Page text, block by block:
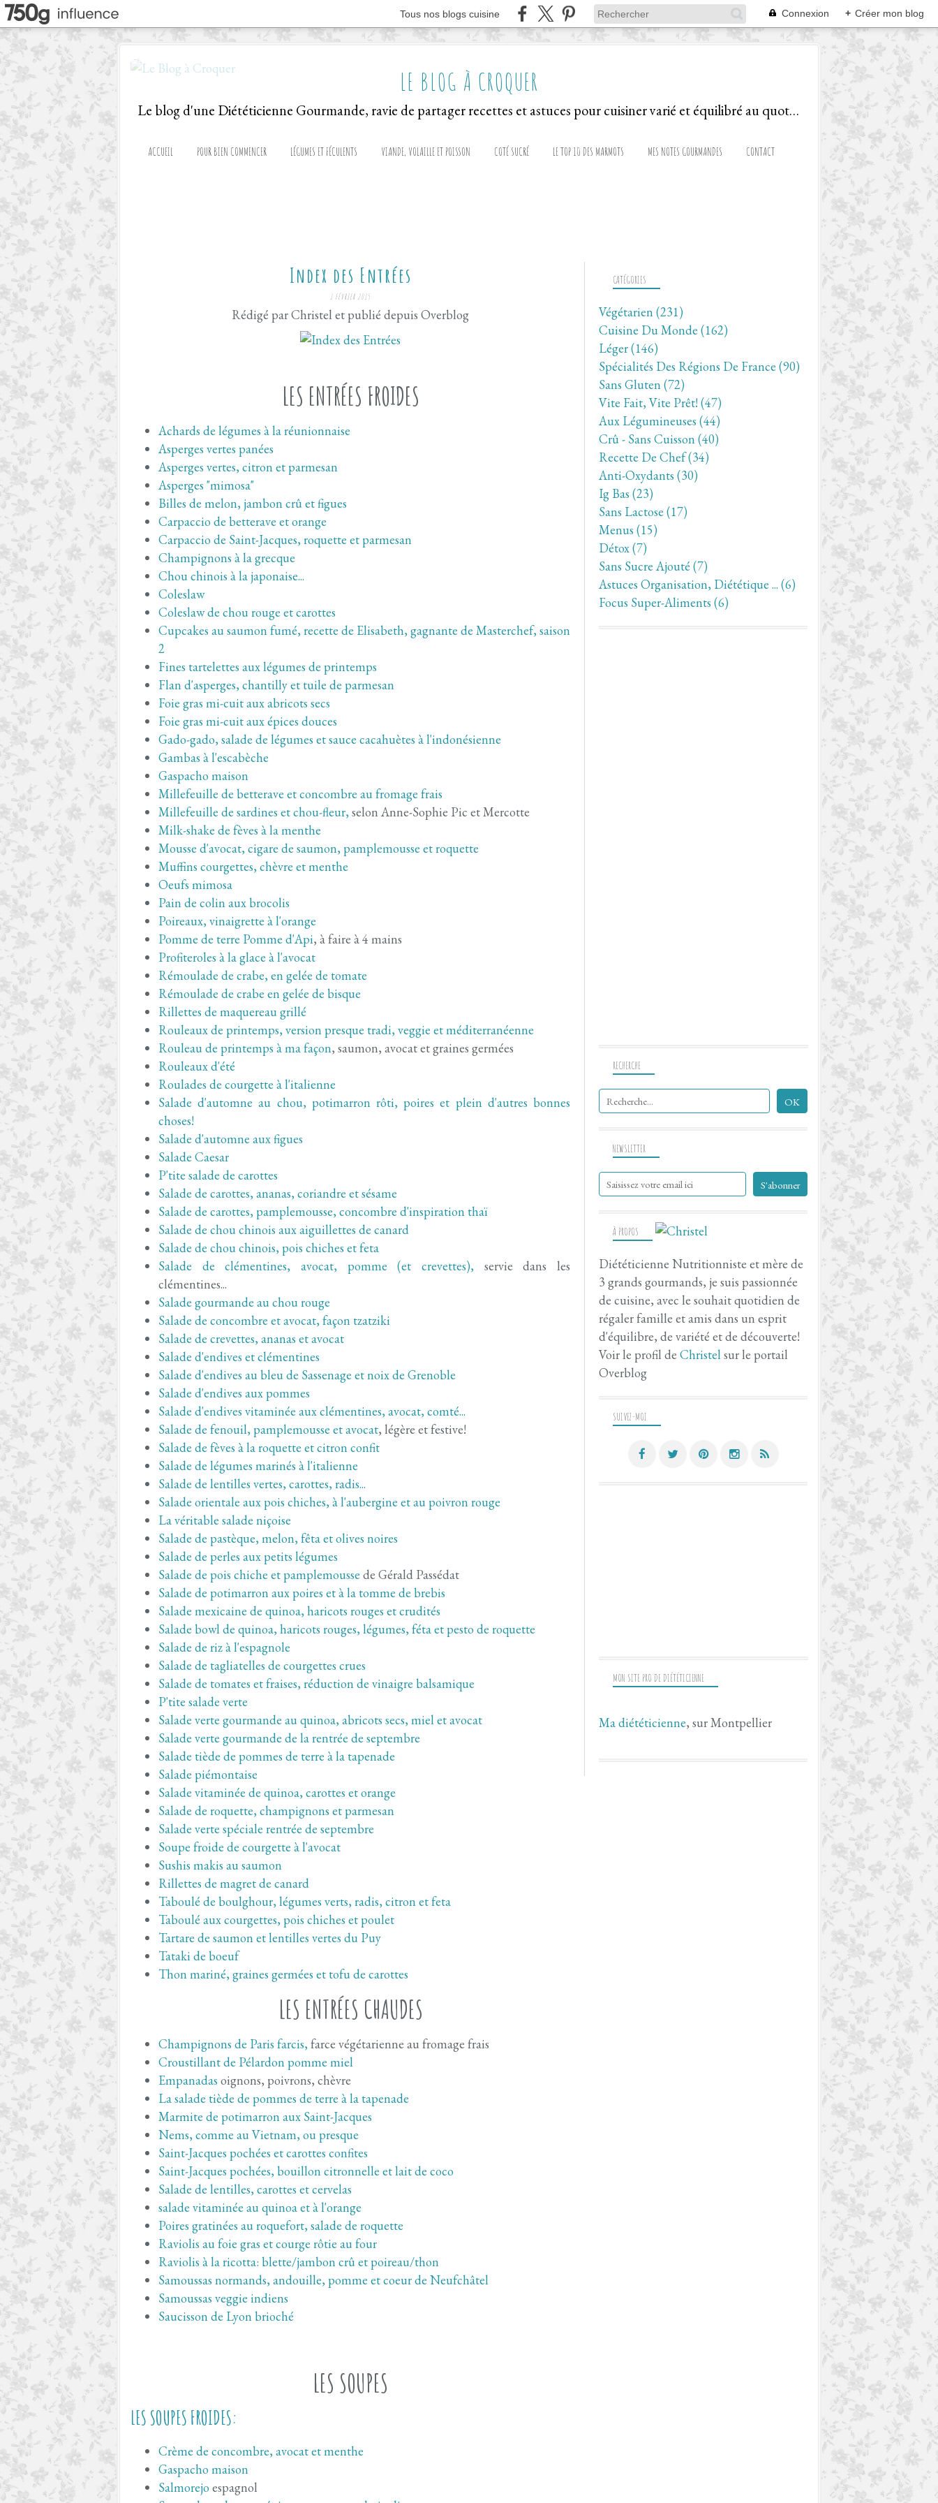
Tous nos blogs cuisine Connexion + Créer mon blog
LE BLOG À CROQUER
Le blog d'une Diététicienne Gourmande, ravie de partager recettes et astuces pour cuisiner varié et équilibré au quotidien!
ACCUEIL POUR BIEN COMMENCER LÉGUMES ET FÉCULENTS VIANDE, VOLAILLE ET POISSON COTÉ SUCRÉ LE TOP 10 DES MARMOTS MES NOTES GOURMANDES CONTACT
Index des Entrées
1 FÉVRIER 2015
Rédigé par Christel et publié depuis Overblog
LES ENTRÉES FROIDES
Achards de légumes à la réunionnaise
Asperges vertes panées
Asperges vertes, citron et parmesan
Asperges "mimosa"
Billes de melon, jambon crû et figues
Carpaccio de betterave et orange
Carpaccio de Saint-Jacques, roquette et parmesan
Champignons à la grecque
Chou chinois à la japonaise...
Coleslaw
Coleslaw de chou rouge et carottes
Cupcakes au saumon fumé, recette de Elisabeth, gagnante de Masterchef, saison
2
Fines tartelettes aux légumes de printemps
Flan d'asperges, chantilly et tuile de parmesan
Foie gras mi-cuit aux abricots secs
Foie gras mi-cuit aux épices douces
Gado-gado, salade de légumes et sauce cacahuètes à l'indonésienne
Gambas à l'escabèche
Gaspacho maison
Millefeuille de betterave et concombre au fromage frais
Millefeuille de sardines et chou-fleur, selon Anne-Sophie Pic et Mercotte
Milk-shake de fèves à la menthe
Mousse d'avocat, cigare de saumon, pamplemousse et roquette
Muffins courgettes, chèvre et menthe
Oeufs mimosa
Pain de colin aux brocolis
Poireaux, vinaigrette à l'orange
Pomme de terre Pomme d'Api, à faire à 4 mains
Profiteroles à la glace à l'avocat
Rémoulade de crabe, en gelée de tomate
Rémoulade de crabe en gelée de bisque
Rillettes de maquereau grillé
Rouleaux de printemps, version presque tradi, veggie et méditerranéenne
Rouleau de printemps à ma façon, saumon, avocat et graines germées
Rouleaux d'été
Roulades de courgette à l'italienne
Salade d'automne au chou, potimarron rôti, poires et plein d'autres bonnes
choses!
Salade d'automne aux figues
Salade Caesar
P'tite salade de carottes
Salade de carottes, ananas, coriandre et sésame
Salade de carottes, pamplemousse, concombre d'inspiration thaï
Salade de chou chinois aux aiguillettes de canard
Salade de chou chinois, pois chiches et feta
Salade de clémentines, avocat, pomme (et crevettes), servie dans les
clémentines...
Salade gourmande au chou rouge
Salade de concombre et avocat, façon tzatziki
Salade de crevettes, ananas et avocat
Salade d'endives et clémentines
Salade d'endives au bleu de Sassenage et noix de Grenoble
Salade d'endives aux pommes
Salade d'endives vitaminée aux clémentines, avocat, comté...
Salade de fenouil, pamplemousse et avocat, légère et festive!
Salade de fèves à la roquette et citron confit
Salade de légumes marinés à l'italienne
Salade de lentilles vertes, carottes, radis...
Salade orientale aux pois chiches, à l'aubergine et au poivron rouge
La véritable salade niçoise
Salade de pastèque, melon, fêta et olives noires
Salade de perles aux petits légumes
Salade de pois chiche et pamplemousse de Gérald Passédat
Salade de potimarron aux poires et à la tomme de brebis
Salade mexicaine de quinoa, haricots rouges et crudités
Salade bowl de quinoa, haricots rouges, légumes, féta et pesto de roquette
Salade de riz à l'espagnole
Salade de tagliatelles de courgettes crues
Salade de tomates et fraises, réduction de vinaigre balsamique
P'tite salade verte
Salade verte gourmande au quinoa, abricots secs, miel et avocat
Salade verte gourmande de la rentrée de septembre
Salade tiède de pommes de terre à la tapenade
Salade piémontaise
Salade vitaminée de quinoa, carottes et orange
Salade de roquette, champignons et parmesan
Salade verte spéciale rentrée de septembre
Soupe froide de courgette à l'avocat
Sushis makis au saumon
Rillettes de magret de canard
Taboulé de boulghour, légumes verts, radis, citron et feta
Taboulé aux courgettes, pois chiches et poulet
Tartare de saumon et lentilles vertes du Puy
Tataki de boeuf
Thon mariné, graines germées et tofu de carottes
LES ENTRÉES CHAUDES
Champignons de Paris farcis, farce végétarienne au fromage frais
Croustillant de Pélardon pomme miel
Empanadas oignons, poivrons, chèvre
La salade tiède de pommes de terre à la tapenade
Marmite de potimarron aux Saint-Jacques
Nems, comme au Vietnam, ou presque
Saint-Jacques pochées et carottes confites
Saint-Jacques pochées, bouillon citronnelle et lait de coco
Salade de lentilles, carottes et cervelas
salade vitaminée au quinoa et à l'orange
Poires gratinées au roquefort, salade de roquette
Raviolis au foie gras et courge rôtie au four
Raviolis à la ricotta: blette/jambon crû et poireau/thon
Samoussas normands, andouille, pomme et coeur de Neufchâtel
Samoussas veggie indiens
Saucisson de Lyon brioché
LES SOUPES
LES SOUPES FROIDES:
Crème de concombre, avocat et menthe
Gaspacho maison
Salmorejo espagnol
NEWSLETTER
SUIVEZ-MOI
RECHERCHE
À PROPOS
Diététicienne Nutritionniste et mère de
3 grands gourmands, je suis passionnée
de cuisine, avec le souhait quotidien de
régaler famille et amis dans un esprit
d'équilibre, de variété et de découverte!
Voir le profil de Christel sur le portail
Overblog
CATÉGORIES
Végétarien (231)
Cuisine Du Monde (162)
Léger(146)
Spécialités Des Régions De France (90)
Sans Gluten (72)
Vite Fait, Vite Prêt!(47)
Aux Légumineuses (44)
Crû - Sans Cuisson (40)
Recette De Chef(34)
Anti-Oxydants (30)
Ig Bas (23)
Sans Lactose (17)
Menus (15)
Détox(7)
Sans Sucre Ajouté (7)
Astuces Organisation, Diététique ... (6)
Focus Super-Aliments (6)
MON SITE PRO DE DIÉTÉTICIENNE
Ma diététicienne, sur Montpellier